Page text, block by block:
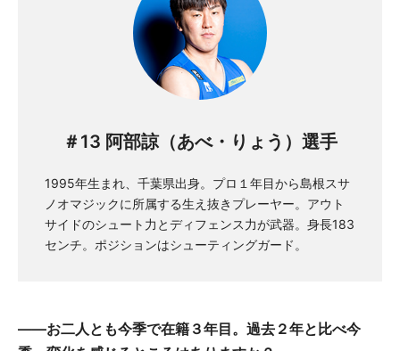
＃13 阿部諒（あべ・りょう）選手
1995年生まれ、千葉県出身。プロ１年目から島根スサ
ノオマジックに所属する生え抜きプレーヤー。アウト
サイドのシュート力とディフェンス力が武器。身長183
センチ。ポジションはシューティングガード。
——お二人とも今季で在籍 ３年目。 過去 ２年と 比べ今